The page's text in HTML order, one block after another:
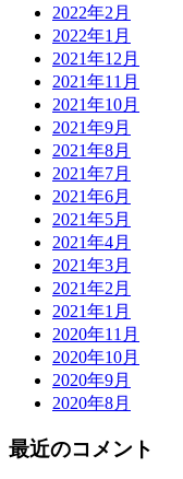
2022年2月
2022年1月
2021年12月
2021年11月
2021年10月
2021年9月
2021年8月
2021年7月
2021年6月
2021年5月
2021年4月
2021年3月
2021年2月
2021年1月
2020年11月
2020年10月
2020年9月
2020年8月
最近のコメント